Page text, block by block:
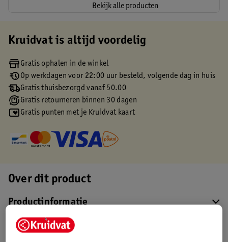
Bekijk alle producten
Kruidvat is altijd voordelig
Gratis ophalen in de winkel
Op werkdagen voor 22:00 uur besteld, volgende dag in huis
Gratis thuisbezorgd vanaf 50.00
Gratis retourneren binnen 30 dagen
Gratis punten met je Kruidvat kaart
Over dit product
Productinformatie
Etiketinformatie